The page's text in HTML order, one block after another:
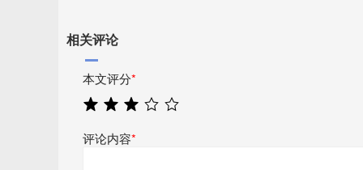
相关评论
本文评分*
评论内容*